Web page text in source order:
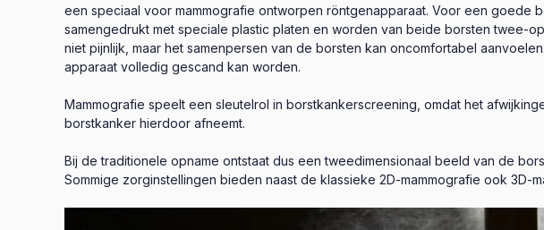
een speciaal voor mammografie ontworpen röntgenapparaat. Voor een
samengedrukt met speciale plastic platen en worden van beide borsten twee-
niet pijnlijk, maar het samenpersen van de borsten kan oncomfortabel
apparaat volledig gescand kan worden.
Mammografie speelt een sleutelrol in borstkankerscreening, omdat het
borstkanker hierdoor afneemt.
Bij de traditionele opname ontstaat dus een tweedimensionaal beeld van de
Sommige zorginstellingen bieden naast de klassieke 2D-mammografie ook 3D-